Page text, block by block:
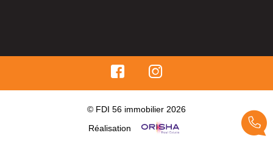
© FDI 56 immobilier 2026
Réalisation